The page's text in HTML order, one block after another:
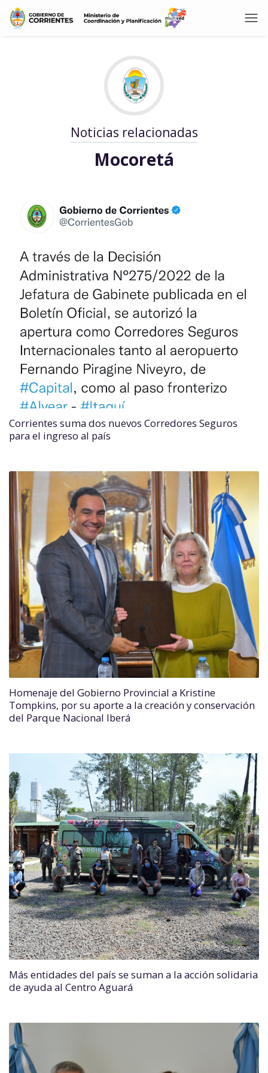
Noticias relacionadas
Mocoretá
Corrientes suma dos nuevos Corredores Seguros
para el ingreso al país
Homenaje del Gobierno Provincial a Kristine
Tompkins, por su aporte a la creación y conservación
del Parque Nacional Iberá
Más entidades del país se suman a la acción solidaria
de ayuda al Centro Aguará